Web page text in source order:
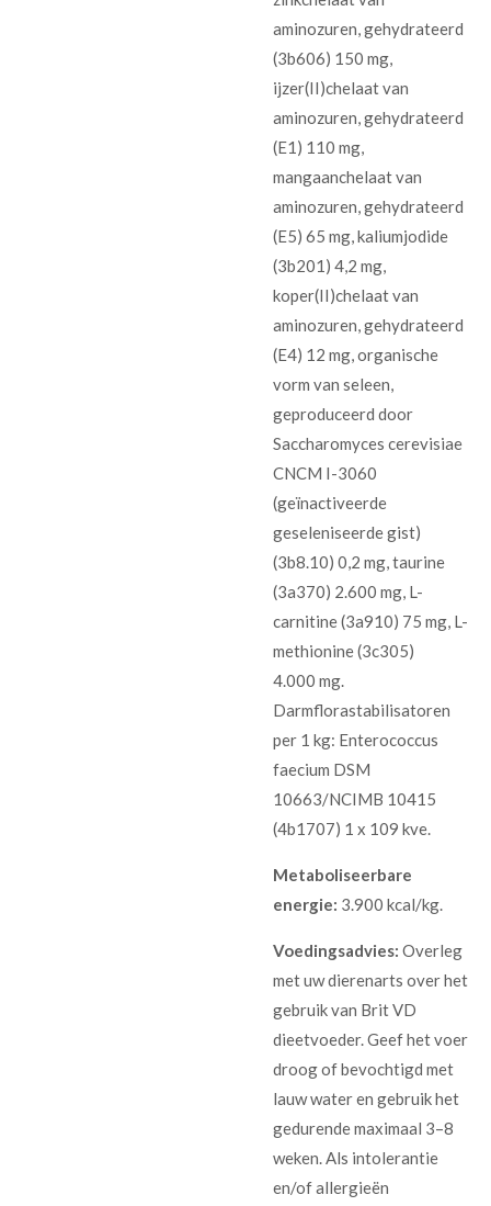
aminozuren, gehydrateerd
(3b606) 150 mg,
ijzer(II)chelaat van
aminozuren, gehydrateerd
(E1) 110 mg,
mangaanchelaat van
aminozuren, gehydrateerd
(E5) 65 mg, kaliumjodide
(3b201) 4,2 mg,
koper(II)chelaat van
aminozuren, gehydrateerd
(E4) 12 mg, organische
vorm van seleen,
geproduceerd door
Saccharomyces cerevisiae
CNCM I-3060
(geïnactiveerde
geseleniseerde gist)
(3b8.10) 0,2 mg, taurine
(3a370) 2.600 mg, L-
carnitine (3a910) 75 mg, L-
methionine (3c305)
4.000 mg.
Darmflorastabilisatoren
per 1 kg: Enterococcus
faecium DSM
10663/NCIMB 10415
(4b1707) 1 x 109 kve.
Metaboliseerbare
energie: 3.900 kcal/kg.
Voedingsadvies: Overleg
met uw dierenarts over het
gebruik van Brit VD
dieetvoeder. Geef het voer
droog of bevochtigd met
lauw water en gebruik het
gedurende maximaal 3–8
weken. Als intolerantie
en/of allergieën